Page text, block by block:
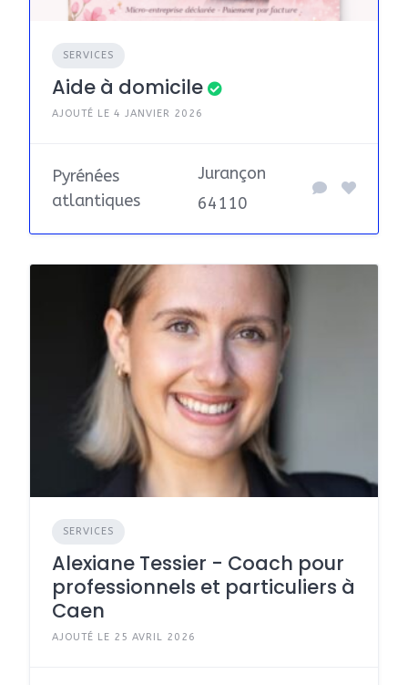
SERVICES
Aide à domicile
AJOUTÉ LE 4 JANVIER 2026
Pyrénées
atlantiques
Jurançon
64110
SERVICES
Alexiane Tessier - Coach pour
professionnels et particuliers à
Caen
AJOUTÉ LE 25 AVRIL 2026